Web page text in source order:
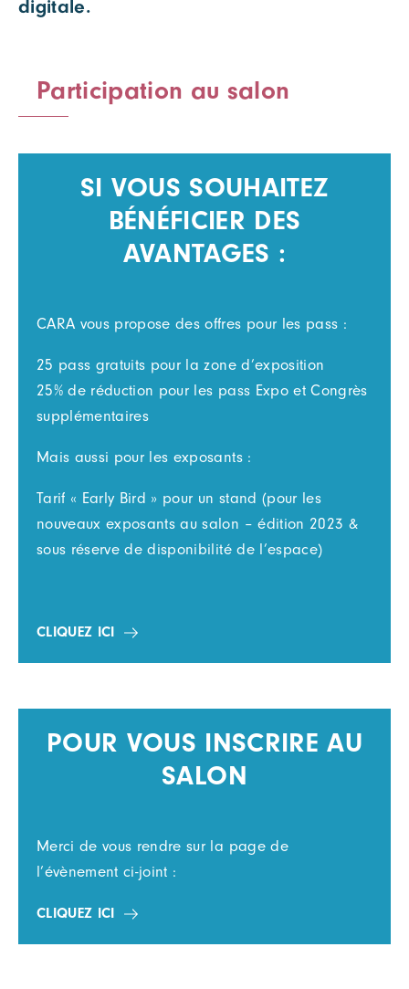
digitale.
Participation au salon
SI VOUS SOUHAITEZ
BÉNÉFICIER DES
AVANTAGES :
CARA vous propose des offres pour les pass :
25 pass gratuits pour la zone d’exposition
25% de réduction pour les pass Expo et Congrès
supplémentaires
Mais aussi pour les exposants :
Tarif « Early Bird » pour un stand (pour les
nouveaux exposants au salon – édition 2023 &
sous réserve de disponibilité de l’espace)
CLIQUEZ ICI
POUR VOUS INSCRIRE AU
SALON
Merci de vous rendre sur la page de
l’évènement ci-joint :
CLIQUEZ ICI